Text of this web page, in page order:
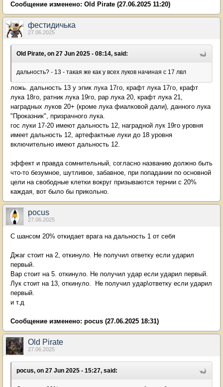
Сообщение изменено: Old Pirate (27.06.2025 11:20)
фестидичька
27.06.2025
Old Pirate, on 27 Jun 2025 - 08:14, said:
дальность? - 13 - такая же как у всех луков начиная с 17 лвл
ложь. дальность 13 у эпик лука 17го, крафт лука 17го, крафт
лука 18го, ратник лука 19го, рар лука 20, крафт лука 21,
наградных луков 20+ (кроме лука фиалковой дали), данного лука
"Проказник", призрачного лука.
гос луки 17-20 имеют дальность 12, наградной лук 19го уровня
имеет дальность 12, артефактные луки до 18 уровня
включительно имеют дальность 12.
эффект и правда сомнительный, согласно названию должно быть
что-то безумное, шутливое, забавное, при попадании по основной
цели на свободные клетки вокруг призываются тернии с 20%
каждая, вот было бы прикольно.
pocus
27.06.2025
С шансом 20% откидает врага на дальность 1 от себя
Джаг стоит на 2, откинуло. Не получил ответку если ударил
первый.
Вар стоит на 5. откинуло. Не получил удар если ударил первый.
Лук стоит на 13, откинуло. Не получил удар\ответку если ударил
первый.
и т.д
Сообщение изменено: pocus (27.06.2025 18:31)
Old Pirate
27.06.2025
pocus, on 27 Jun 2025 - 15:27, said: